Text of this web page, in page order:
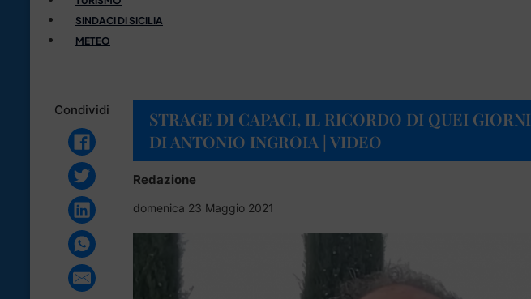
SINDACI DI SICILIA
METEO
Condividi
STRAGE DI CAPACI, IL RICORDO DI QUEI GIORNI
DI ANTONIO INGROIA | VIDEO
Redazione
domenica 23 Maggio 2021